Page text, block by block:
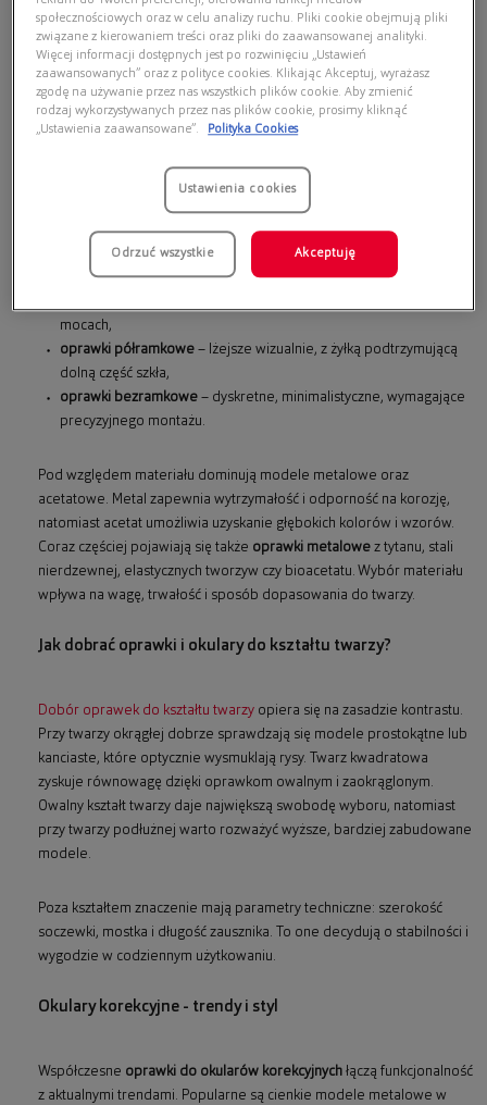
W ofercie dostępne są oprawki damskie, męskie i dziecięce w
różnych rozmiarach oraz kształtach, co pozwala dopasować model
do indywidualnych potrzeb i rodzaju korekcji.
Rodzaje i materiały oprawek do okularów
oprawki pełne– otaczają soczewkę na całym obwodzie,
mocach,
oprawki półramkowe – lżejsze wizualnie, z żyłką podtrzymującą
dolną część szkła,
oprawki bezramkowe – dyskretne, minimalistyczne, wymagające
precyzyjnego montażu.
Pod względem materiału dominują modele metalowe oraz
acetatowe. Metal zapewnia wytrzymałość i odporność na korozję,
natomiast acetat umożliwia uzyskanie głębokich kolorów i wzorów.
Coraz częściej pojawiają się także oprawki metalowe z tytanu, stali
nierdzewnej, elastycznych tworzyw czy bioacetatu. Wybór materiału
wpływa na wagę, trwałość i sposób dopasowania do twarzy.
Jak dobrać oprawki i okulary do kształtu twarzy?
Dobór oprawek do kształtu twarzy opiera się na zasadzie kontrastu.
Przy twarzy okrągłej dobrze sprawdzają się modele prostokątne lub
kanciaste, które optycznie wysmuklają rysy. Twarz kwadratowa
zyskuje równowagę dzięki oprawkom owalnym i zaokrąglonym.
Owalny kształt twarzy daje największą swobodę wyboru, natomiast
przy twarzy podłużnej warto rozważyć wyższe, bardziej zabudowane
modele.
Poza kształtem znaczenie mają parametry techniczne: szerokość
soczewki, mostka i długość zausznika. To one decydują o stabilności i
wygodzie w codziennym użytkowaniu.
Okulary korekcyjne - trendy i styl
Współczesne oprawki do okularów korekcyjnych łączą funkcjonalność
z aktualnymi trendami. Popularne są cienkie modele metalowe w
społecznościowych oraz w celu analizy ruchu. Pliki cookie obejmują pliki
związane z kierowaniem treści oraz pliki do zaawansowanej analityki.
Więcej informacji dostępnych jest po rozwinięciu „Ustawień
zaawansowanych” oraz z polityce cookies. Klikając Akceptuj, wyrażasz
zgodę na używanie przez nas wszystkich plików cookie. Aby zmienić
rodzaj wykorzystywanych przez nas plików cookie, prosimy kliknąć
„Ustawienia zaawansowane”.
Polityka Cookies
Ustawienia cookies
Odrzuć wszystkie Akceptuję